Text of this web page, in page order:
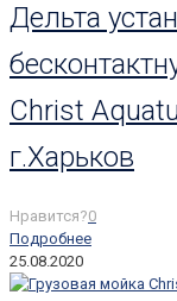
Дельта
Christ
г.Харьков
Нравится?0
Подробнее
25.08.2020